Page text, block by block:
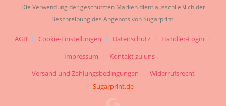
Die Verwendung der geschützten Marken dient ausschließlich der
Beschreibung des Angebots von Sugarprint.
AGB Cookie-Einstellungen Datenschutz
Händler-Login
Impressum
Kontakt zu uns
Versand und Zahlungsbedingungen
Widerrufsrecht
Sugarprint.de